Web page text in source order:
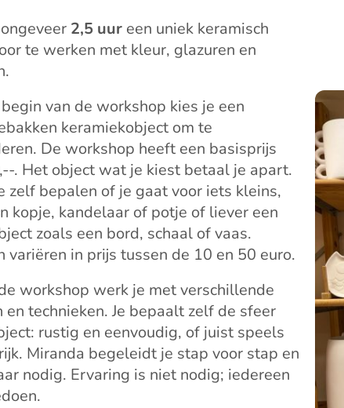
2,5 uur een uniek keramisch
te werken met kleur, glazuren en
van de workshop kies je een
keramiekobject om te
De workshop heeft een basisprijs
. Het object wat je kiest betaal je apart.
zelf bepalen of je gaat voor iets kleins,
kopje, kandelaar of potje of liever een
zoals een bord, schaal of vaas.
variëren in prijs tussen de 10 en 50 euro.
workshop werk je met verschillende
en technieken. Je bepaalt zelf de sfeer
rustig en eenvoudig, of juist speels
Miranda begeleidt je stap voor stap en
nodig. Ervaring is niet nodig; iedereen